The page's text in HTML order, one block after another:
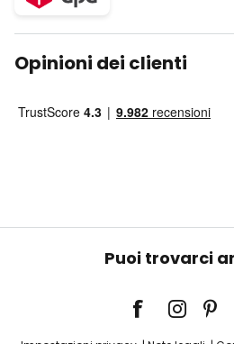
Opinioni dei clienti
Puoi trovarci